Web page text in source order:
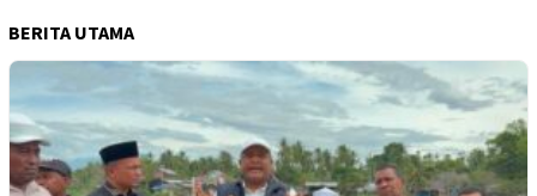
BERITA UTAMA